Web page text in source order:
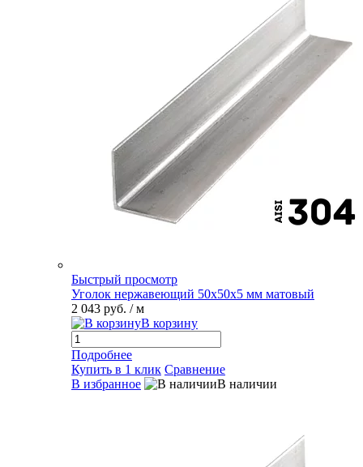
Быстрый просмотр
Уголок нержавеющий 50х50х5 мм матовый
2 043 руб. / м
В корзину
Подробнее
Купить в 1 клик Сравнение
В избранное
В наличии